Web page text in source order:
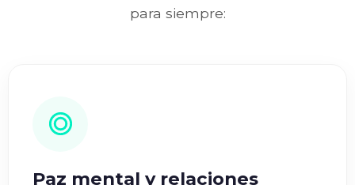
para siempre:
Paz mental y relaciones